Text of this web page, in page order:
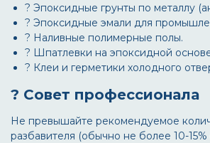
? Эпоксидные грунты по металлу
? Эпоксидные эмали для
? Наливные полимерные полы.
? Шпатлевки на эпоксидной
? Клеи и герметики холодного
? Совет профессионала
Не превышайте рекомендуемое
разбавителя (обычно не более 10-